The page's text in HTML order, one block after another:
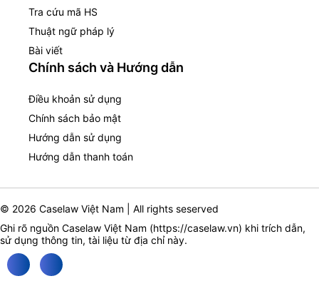
Tra cứu mã HS
Thuật ngữ pháp lý
Bài viết
Chính sách và Hướng dẫn
Điều khoản sử dụng
Chính sách bảo mật
Hướng dẫn sử dụng
Hướng dẫn thanh toán
© 2026 Caselaw Việt Nam | All rights seserved
Ghi rõ nguồn Caselaw Việt Nam (https://caselaw.vn) khi trích dẫn,
sử dụng thông tin, tài liệu từ địa chỉ này.